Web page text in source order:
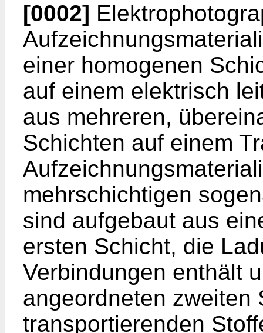
[0002]
einer homogenen
auf einem elektrisch
aus mehreren,
Schichten auf einem
mehrschichtigen
sind aufgebaut aus
ersten Schicht, die
Verbindungen enthält
angeordneten zweiten
transportierenden